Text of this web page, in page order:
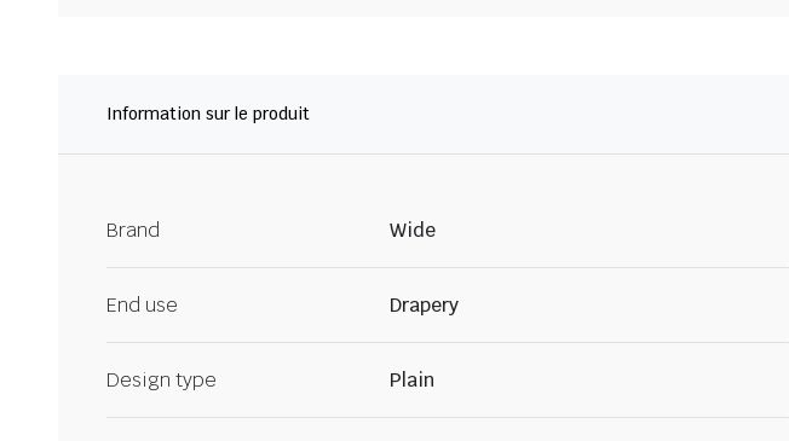
Information sur le produit
Brand Wide
End use Drapery
Design type Plain